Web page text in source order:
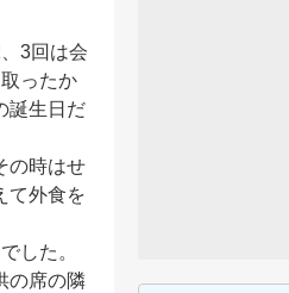
3回は会
ったか
誕生日だ
の時はせ
て外食を
した。
の席の隣